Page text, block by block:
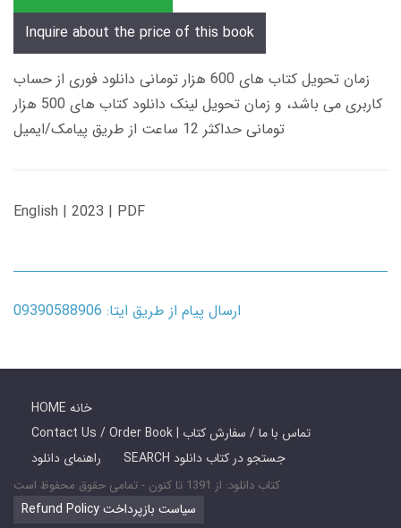
Inquire about the price of this book
زمان تحویل کتاب های 600 هزار تومانی دانلود فوری از حساب
کاربری می باشد، و زمان تحویل لینک دانلود کتاب های 500 هزار
تومانی حداکثر 12 ساعت از طریق پیامک/ایمیل
English | 2023 | PDF
ارسال پیام از طریق ایتا: 09390588906
HOME خانه
Contact Us / Order Book | تماس با ما / سفارش کتاب
راهنمای دانلود
SEARCH جستجو در کتاب دانلود
کتاب دانلود: از 1391 تا کنون - تمامی حقوق محفوظ است
Refund Policy سیاست بازپرداخت